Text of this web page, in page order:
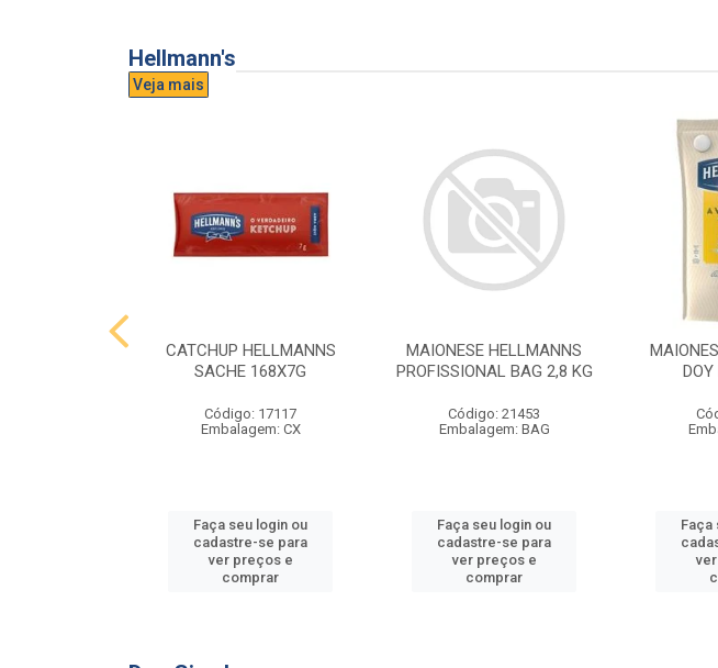
Hellmann's
Veja mais
CATCHUP HELLMANNS
SACHE 168X7G
Código: 17117
Embalagem: CX
Faça seu login ou
cadastre-se para
ver preços e
comprar
MAIONESE HELLMANNS
PROFISSIONAL BAG 2,8 KG
Código: 21453
Embalagem: BAG
Faça seu login ou
cadastre-se para
ver preços e
comprar
Faça